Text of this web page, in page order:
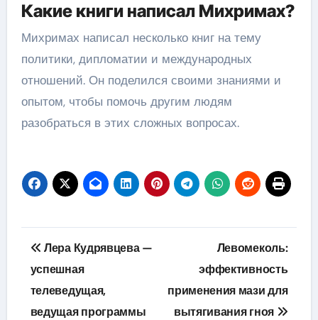
Какие книги написал Михримах?
Михримах написал несколько книг на тему
политики, дипломатии и международных
отношений. Он поделился своими знаниями и
опытом, чтобы помочь другим людям
разобраться в этих сложных вопросах.
Навигация
по
записям
Лера Кудрявцева —
успешная
телеведущая,
ведущая программы
Левомеколь:
эффективность
применения мази для
вытягивания гноя